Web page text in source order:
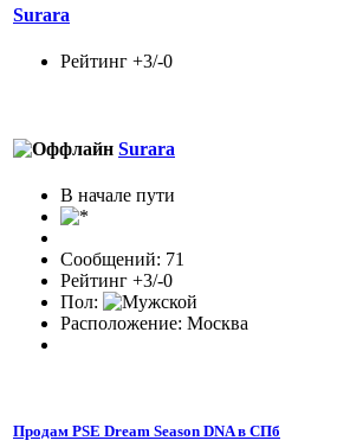
Surara
Рейтинг +3/-0
Surara
В начале пути
Сообщений: 71
Рейтинг +3/-0
Пол:
Расположение: Москва
Продам PSE Dream Season DNA в СПб